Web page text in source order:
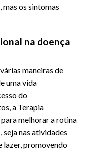
mas os sintomas
na doença
maneiras de
uma vida
do
a Terapia
melhorar a rotina
seja nas atividades
lazer, promovendo